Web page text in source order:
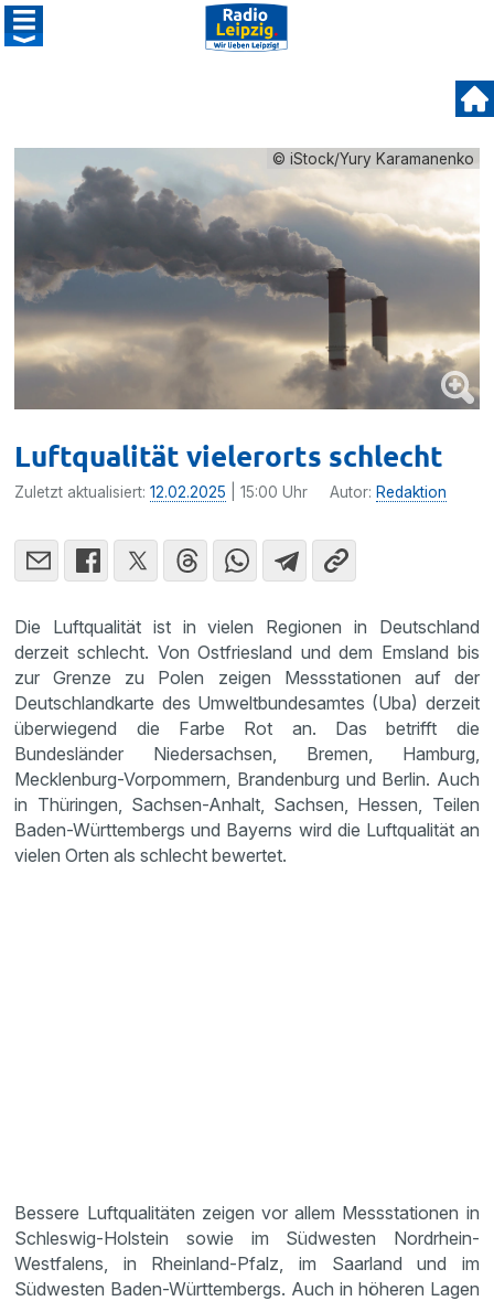
© iStock/Yury Karamanenko
Luftqualität vielerorts schlecht
Zuletzt aktualisiert:12.02.2025 | 15:00 Uhr Autor: Redaktion
Die Luftqualität ist in vielen Regionen in Deutschland
derzeit schlecht. Von Ostfriesland und dem Emsland bis
zur Grenze zu Polen zeigen Messstationen auf der
Deutschlandkarte des Umweltbundesamtes (Uba) derzeit
überwiegend die Farbe Rot an. Das betrifft die
Bundesländer Niedersachsen, Bremen, Hamburg,
Mecklenburg-Vorpommern, Brandenburg und Berlin. Auch
in Thüringen, Sachsen-Anhalt, Sachsen, Hessen, Teilen
Baden-Württembergs und Bayerns wird die Luftqualität an
vielen Orten als schlecht bewertet.
Bessere Luftqualitäten zeigen vor allem Messstationen in
Schleswig-Holstein sowie im Südwesten Nordrhein-
Westfalens, in Rheinland-Pfalz, im Saarland und im
Südwesten Baden-Württembergs. Auch in höheren Lagen